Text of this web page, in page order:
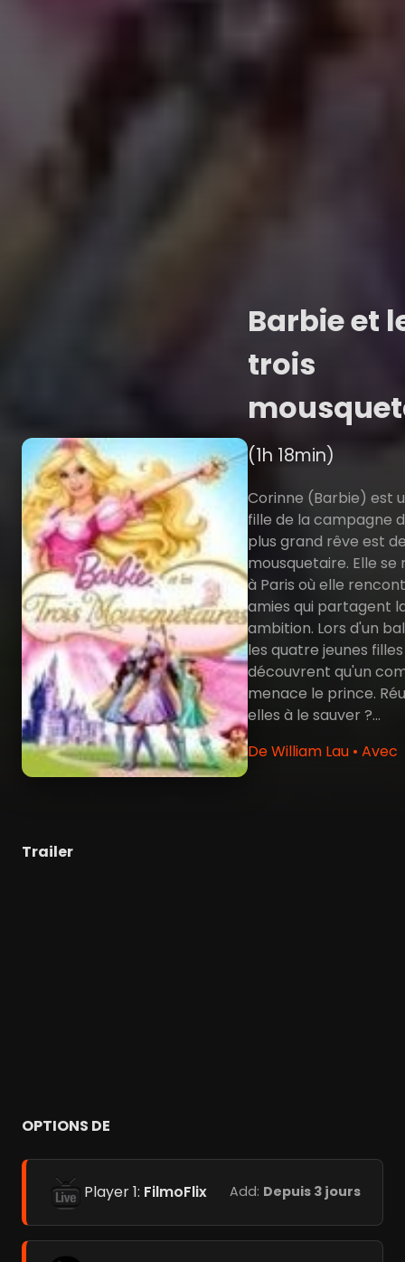
Barbie et
trois
(1h 18min)
Corinne (Barbie) est
fille de la campagne
plus grand rêve est
mousquetaire. Elle se
à Paris où elle
amies qui partagent
ambition. Lors d'un
les quatre jeunes filles
découvrent qu'un
menace le prince.
elles à le sauver ?...
De William Lau • Avec
Trailer
OPTIONS DE
Player 1: FilmoFlix Add: Depuis 3 jours